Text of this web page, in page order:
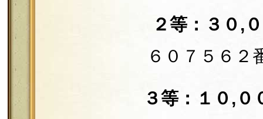
２等：３０,
６０７５６２
３等：１０,